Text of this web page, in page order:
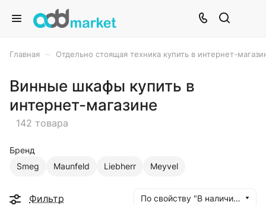
Главная Отдельно стоящая техника купить в интернет-
Винные шкафы купить в
интернет-магазине
142 товара
Бренд
Smeg
Maunfeld Liebherr Meyvel
Фильтр По свойству "В наличии" (убывание)